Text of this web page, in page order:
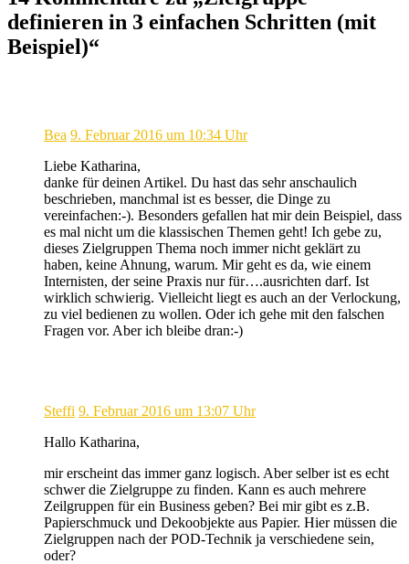
definieren in 3 einfachen Schritten (mit
Beispiel)“
Bea 9. Februar 2016 um 10:34 Uhr
Liebe Katharina,
danke für deinen Artikel. Du hast das sehr anschaulich
beschrieben, manchmal ist es besser, die Dinge zu
vereinfachen:-). Besonders gefallen hat mir dein Beispiel, dass
es mal nicht um die klassischen Themen geht! Ich gebe zu,
dieses Zielgruppen Thema noch immer nicht geklärt zu
haben, keine Ahnung, warum. Mir geht es da, wie einem
Internisten, der seine Praxis nur für….ausrichten darf. Ist
wirklich schwierig. Vielleicht liegt es auch an der Verlockung,
zu viel bedienen zu wollen. Oder ich gehe mit den falschen
Fragen vor. Aber ich bleibe dran:-)
Steffi 9. Februar 2016 um 13:07 Uhr
Hallo Katharina,
mir erscheint das immer ganz logisch. Aber selber ist es echt
schwer die Zielgruppe zu finden. Kann es auch mehrere
Zeilgruppen für ein Business geben? Bei mir gibt es z.B.
Papierschmuck und Dekoobjekte aus Papier. Hier müssen die
Zielgruppen nach der POD-Technik ja verschiedene sein,
oder?